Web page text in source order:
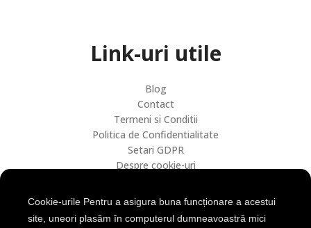
Link-uri utile
Blog
Contact
Termeni si Conditii
Politica de Confidentialitate
Setari GDPR
Despre cookie-uri
Transport si livrare
Cookie-urile Pentru a asigura buna funcționare a acestui
site, uneori plasăm în computerul dumneavoastră mici